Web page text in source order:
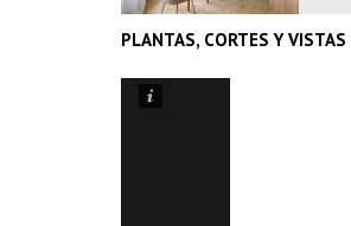
PLANTAS, CORTES Y VISTAS